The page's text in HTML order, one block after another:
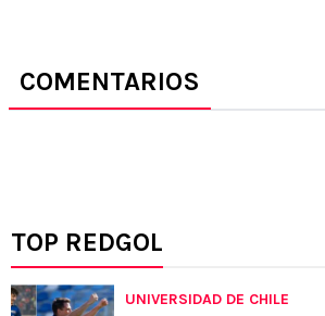
COMENTARIOS
TOP REDGOL
UNIVERSIDAD DE CHILE